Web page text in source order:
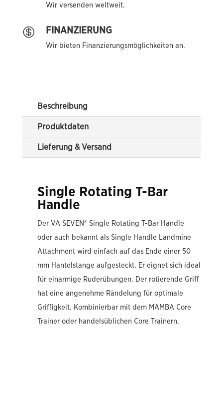
Wir versenden weltweit.
 FINANZIERUNG
Wir bieten Finanzierungsmöglichkeiten an.
Beschreibung
Produktdaten
Lieferung & Versand
Single Rotating T-Bar
Handle
Der VA SEVEN® Single Rotating T-Bar Handle
oder auch bekannt als Single Handle Landmine
Attachment wird einfach auf das Ende einer 50
mm Hantelstange aufgesteckt. Er eignet sich ideal
für einarmige Ruderübungen. Der rotierende Griff
hat eine angenehme Rändelung für optimale
Griffigkeit. Kombinierbar mit dem MAMBA Core
Trainer oder handelsüblichen Core Trainern.